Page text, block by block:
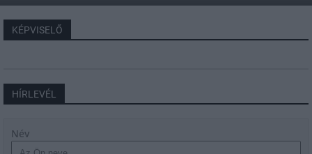
KÉPVISELŐ
HÍRLEVÉL
Név